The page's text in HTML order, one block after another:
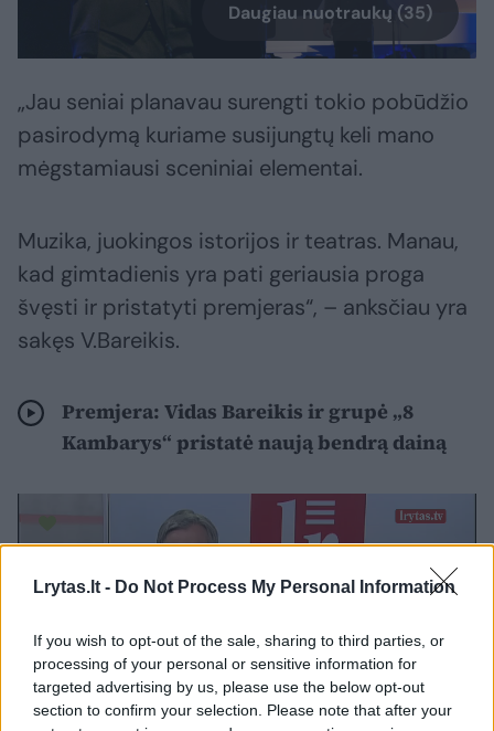
Lrytas.lt - Do Not Process My Personal Information
If you wish to opt-out of the sale, sharing to third parties, or
processing of your personal or sensitive information for
targeted advertising by us, please use the below opt-out
section to confirm your selection. Please note that after your
Daugiau nuotraukų (35)
„Jau seniai planavau surengti tokio pobūdžio
pasirodymą kuriame susijungtų keli mano
mėgstamiausi sceniniai elementai.
Muzika, juokingos istorijos ir teatras. Manau,
kad gimtadienis yra pati geriausia proga
švęsti ir pristatyti premjeras“, – anksčiau yra
sakęs V.Bareikis.
Premjera: Vidas Bareikis ir grupė „8
Kambarys“ pristatė naują bendrą dainą